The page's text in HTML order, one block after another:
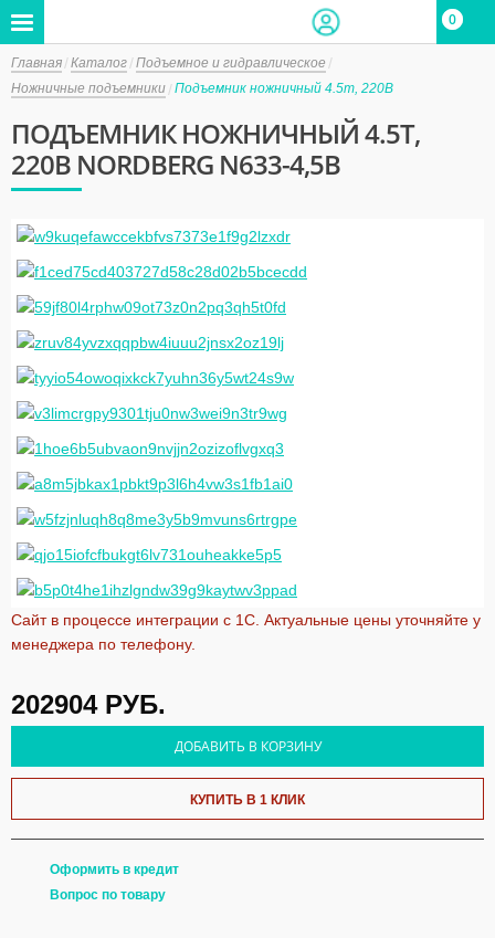
0
0
Главная Каталог Подъемное и гидравлическое
Ножничные подъемники Подъемник ножничный 4.5т, 220В
ПОДЪЕМНИК НОЖНИЧНЫЙ 4.5Т,
220В NORDBERG N633-4,5B
Сайт в процессе интеграции с 1С. Актуальные цены уточняйте у
менеджера по телефону.
202904РУБ.
ДОБАВИТЬ В КОРЗИНУ
КУПИТЬ В 1 КЛИК
Оформить в кредит
Вопрос по товару